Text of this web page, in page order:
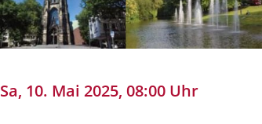
Sa, 10. Mai 2025, 08:00 Uhr